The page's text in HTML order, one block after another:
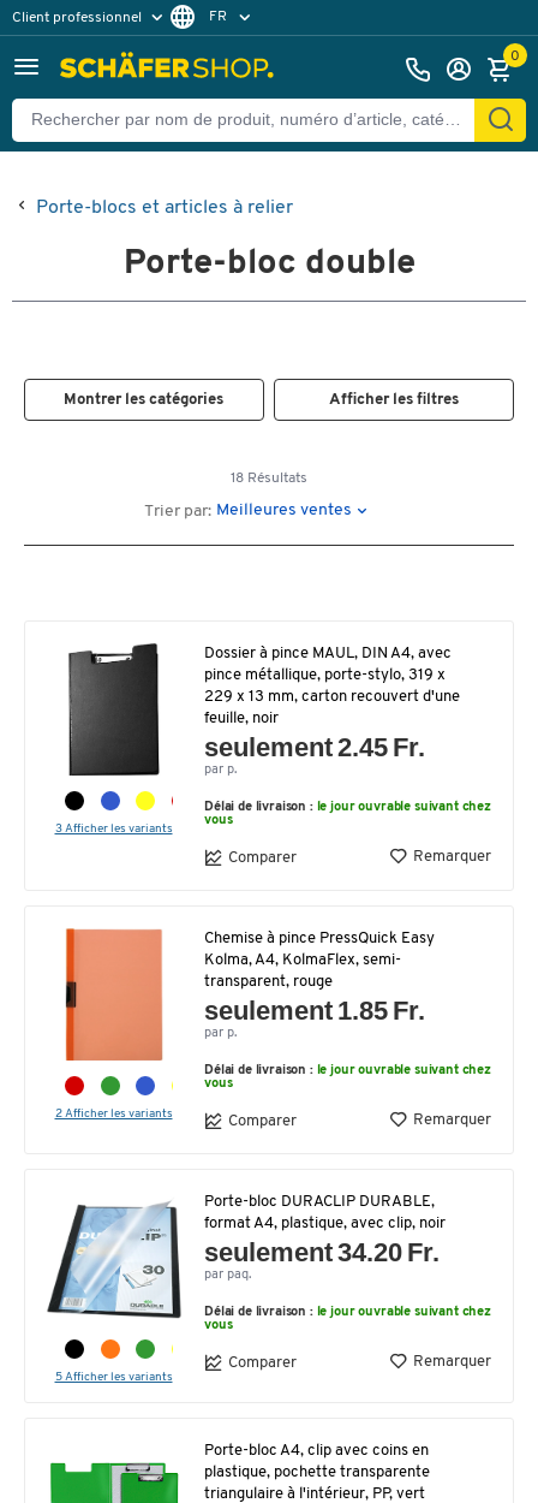
Client professionnel
Client particulier
FR
0
Porte-blocs et articles à relier
Porte-bloc double
Montrer les catégories Afficher les filtres
18 Résultats
Trier par: Meilleures ventes
3 Afficher les variants
Dossier à pince MAUL, DIN A4, avec
pince métallique, porte-stylo, 319 x
229 x 13 mm, carton recouvert d'une
feuille, noir
seulement 2.45 Fr.
par p.
Délai de livraison : le jour ouvrable suivant chez
vous
Comparer Remarquer
2 Afficher les variants
Chemise à pince PressQuick Easy
Kolma, A4, KolmaFlex, semi-
transparent, rouge
seulement 1.85 Fr.
par p.
Délai de livraison : le jour ouvrable suivant chez
vous
Comparer Remarquer
5 Afficher les variants
Porte-bloc DURACLIP DURABLE,
format A4, plastique, avec clip, noir
seulement 34.20 Fr.
par paq.
Délai de livraison : le jour ouvrable suivant chez
vous
Comparer Remarquer
Porte-bloc A4, clip avec coins en
plastique, pochette transparente
triangulaire à l'intérieur, PP, vert